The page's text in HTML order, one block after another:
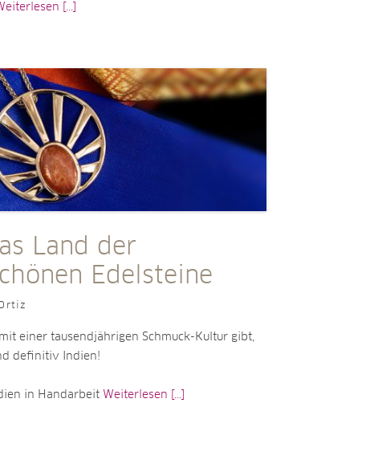
[...]
Land der
Edelsteine
einer tausendjährigen Schmuck-Kultur gibt,
definitiv Indien!
in Handarbeit Weiterlesen [...]